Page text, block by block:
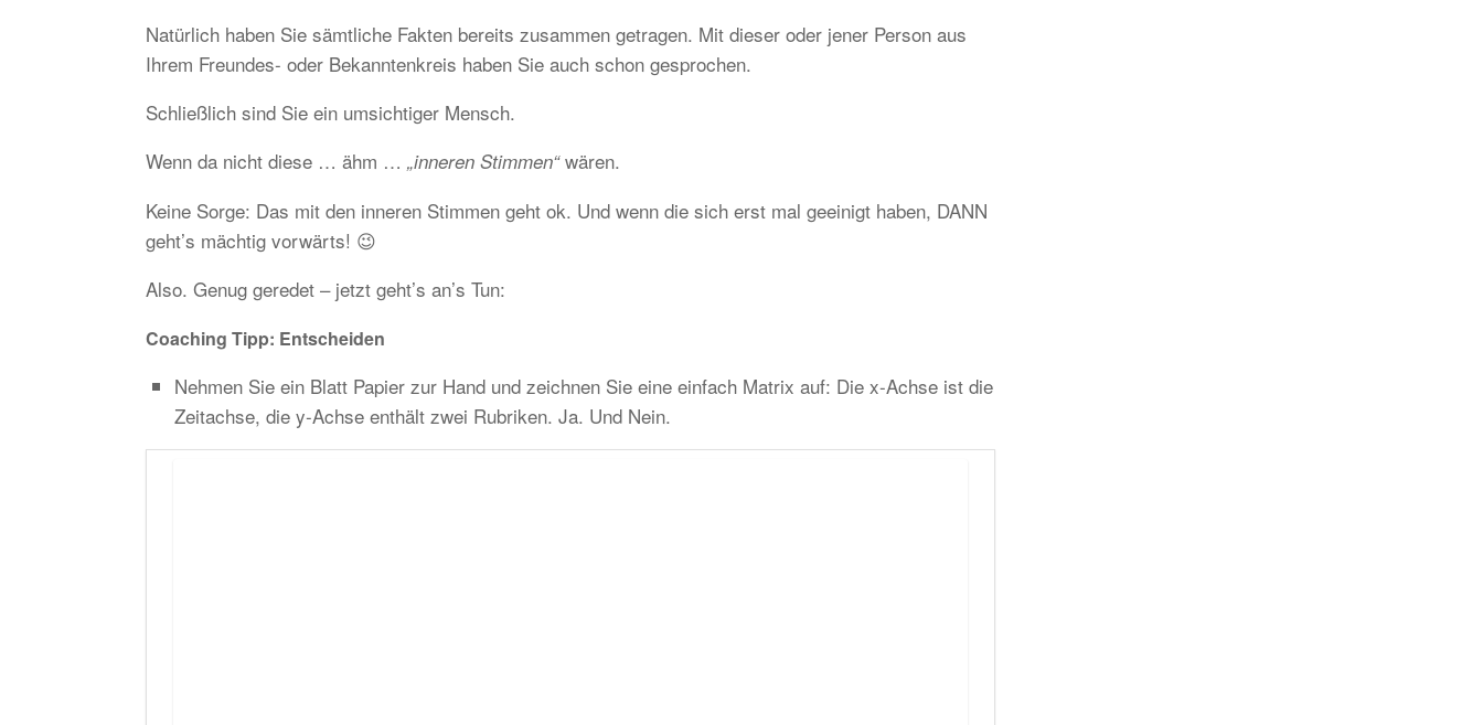
Natürlich haben Sie sämtliche Fakten bereits zusammen getragen. Mit dieser oder jener Person aus
Ihrem Freundes- oder Bekanntenkreis haben Sie auch schon gesprochen.
Schließlich sind Sie ein umsichtiger Mensch.
Wenn da nicht diese … ähm … „inneren Stimmen“wären.
Keine Sorge: Das mit den inneren Stimmen geht ok. Und wenn die sich erst mal geeinigt haben, DANN
geht’s mächtig vorwärts! 😉
Also. Genug geredet – jetzt geht’s an’s Tun:
Coaching Tipp: Entscheiden
Nehmen Sie ein Blatt Papier zur Hand und zeichnen Sie eine einfach Matrix auf: Die x-Achse ist die
Zeitachse, die y-Achse enthält zwei Rubriken. Ja. Und Nein.